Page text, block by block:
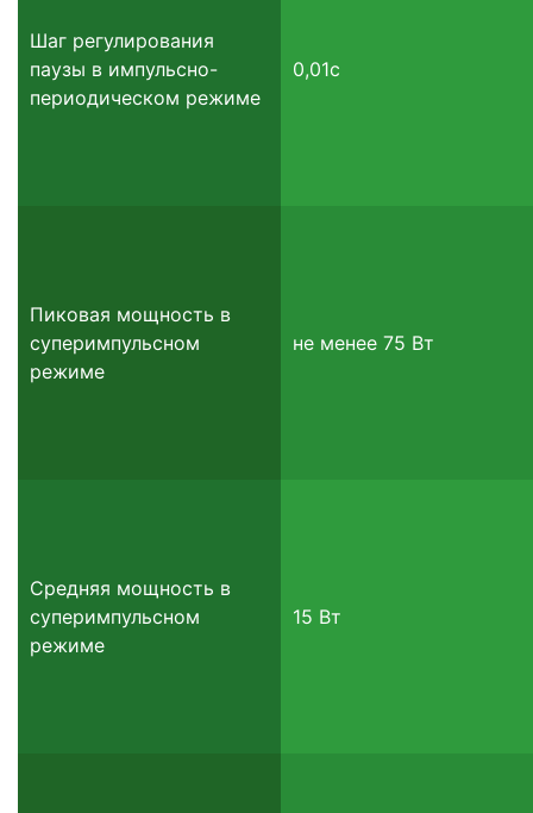
Шаг регулирования
паузы в импульсно-
периодическом режиме
0,01с
Пиковая мощность в
суперимпульсном
режиме
не менее 75 Вт
Средняя мощность в
суперимпульсном
режиме
15 Вт